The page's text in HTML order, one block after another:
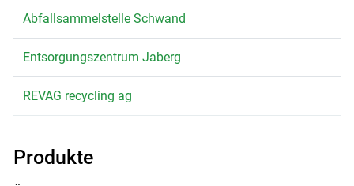
Abfallsammelstelle Schwand
Entsorgungszentrum Jaberg
REVAG recycling ag
Produkte